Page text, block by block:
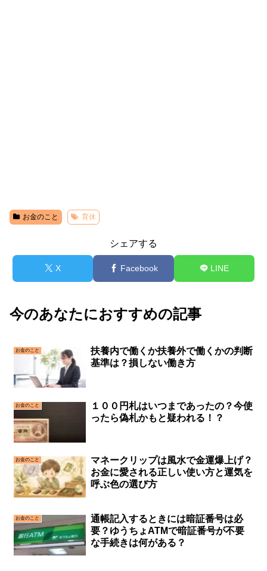
お金のこと 育休
シェアする
X Facebook LINE
今のあなたにおすすめの記事
お金のこと
扶養内で働くか扶養外で働くかの判断
基準は？損しない働き方
お金のこと
１００円札はいつまであったの？今使
ったら偽札かもと疑われる！？
お金のこと
マネークリップは風水で金運爆上げ？
お金に愛される正しい使い方と運気を
呼ぶ色の選び方
お金のこと
通帳記入するときには暗証番号は必
要？ゆうちょATMで暗証番号が不要
な手続きは何がある？